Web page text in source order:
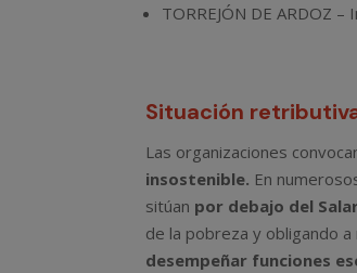
TORREJÓN DE ARDOZ
Situación
Las organizaciones
insostenible. En
sitúan por debajo del
de la pobreza y obligando
desempeñar funciones